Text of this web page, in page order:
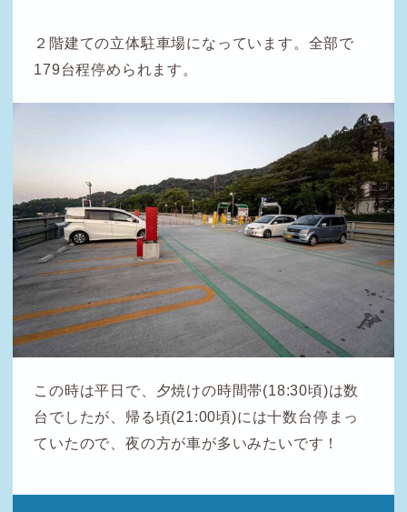
２階建ての立体駐車場になっています。全部で
179台程停められます。
この時は平日で、夕焼けの時間帯(18:30頃)は数
台でしたが、帰る頃(21:00頃)には十数台停まっ
ていたので、夜の方が車が多いみたいです！